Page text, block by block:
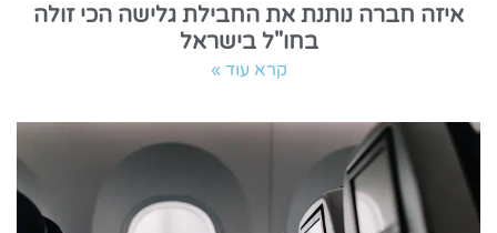
איזה חברה נותנת את החבילת גלישה הכי זולה
בחו"ל בישראל
קרא עוד »